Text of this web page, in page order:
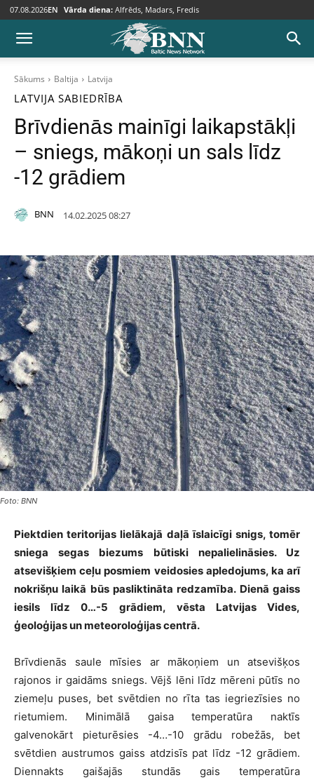
07.08.2026EN Vārda diena: Alfrēds, Madars, Fredis
Sākums Baltija Latvija
LATVIJA SABIEDRĪBA
Brīvdienās mainīgi laikapstākļi
– sniegs, mākoņi un sals līdz
-12 grādiem
BNN 14.02.2025 08:27
Foto: BNN
Piektdien teritorijas lielākajā daļā īslaicīgi snigs, tomēr
sniega segas biezums būtiski nepalielināsies. Uz
atsevišķiem ceļu posmiem veidosies apledojums, ka arī
nokrišņu laikā būs pasliktināta redzamība. Dienā gaiss
iesils līdz 0…-5 grādiem, vēsta Latvijas Vides,
ģeoloģijas un meteoroloģijas centrā.
Brīvdienās saule mīsies ar mākoņiem un atsevišķos
rajonos ir gaidāms sniegs. Vējš lēni līdz mēreni pūtīs no
ziemeļu puses, bet svētdien no rīta tas iegriezīsies no
rietumiem. Minimālā gaisa temperatūra naktīs
galvenokārt pieturēsies -4…-10 grādu robežās, bet
svētdien austrumos gaiss atdzisīs pat līdz -12 grādiem.
Diennakts gaišajās stundās gais temperatūra